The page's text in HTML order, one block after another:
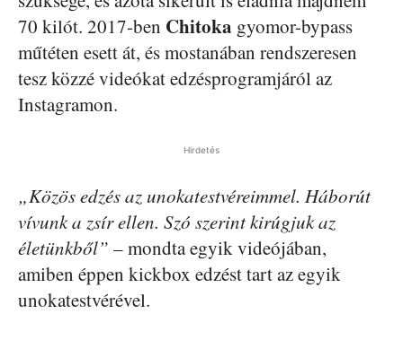
70 kilót. 2017-ben Chitoka gyomor-bypass
műtéten esett át, és mostanában rendszeresen
tesz közzé videókat edzésprogramjáról az
Instagramon.
Hirdetés
„Közös edzés az unokatestvéreimmel. Háborút
vívunk a zsír ellen. Szó szerint kirúgjuk az
életünkből” – mondta egyik videójában,
amiben éppen kickbox edzést tart az egyik
unokatestvérével.